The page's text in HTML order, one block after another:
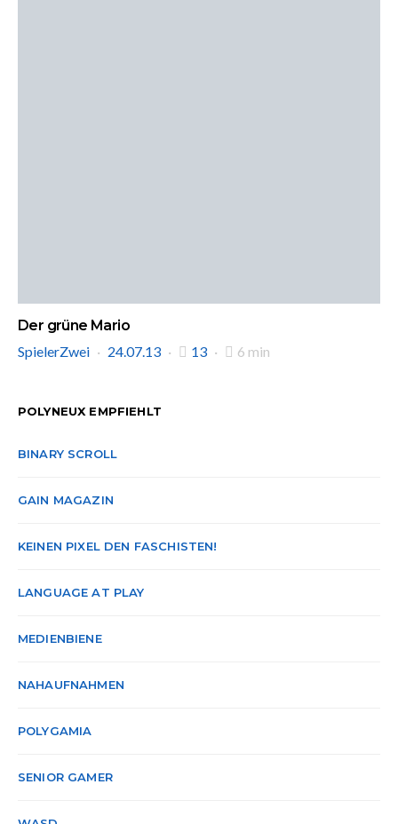
Der grüne Mario
SpielerZwei
24.07.13 13 6 min
POLYNEUX EMPFIEHLT
BINARY SCROLL
GAIN MAGAZIN
KEINEN PIXEL DEN FASCHISTEN!
LANGUAGE AT PLAY
MEDIENBIENE
NAHAUFNAHMEN
POLYGAMIA
SENIOR GAMER